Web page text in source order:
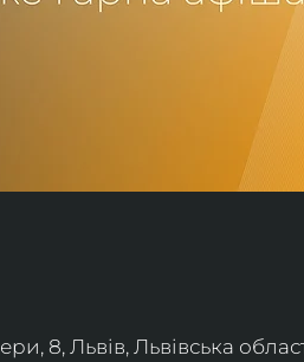
8, Львів, Львівська